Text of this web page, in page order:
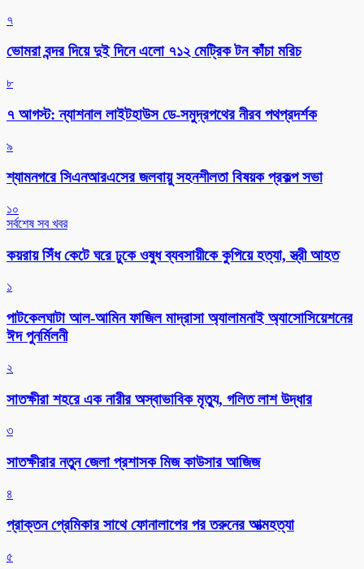
৭
ভোমরা বন্দর দিয়ে দুই দিনে এলো ৭১২ মেট্রিক টন কাঁচা মরিচ
৮
৭ আগস্ট: ন্যাশনাল লাইটহাউস ডে-সমুদ্রপথের নীরব পথপ্রদর্শক
৯
শ্যামনগরে সিএনআরএসের জলবায়ু সহনশীলতা বিষয়ক প্রকল্প সভা
১০
সর্বশেষ সব খবর
কয়রায় সিঁধ কেটে ঘরে ঢুকে ওষুধ ব্যবসায়ীকে কুপিয়ে হত্যা, স্ত্রী আহত
১
পাটকেলঘাটা আল-আমিন ফাজিল মাদ্রাসা অ্যালামনাই অ্যাসোসিয়েশনের
ঈদ পুনর্মিলনী
২
সাতক্ষীরা শহরে এক নারীর অস্বাভাবিক মৃত্যু, গলিত লাশ উদ্ধার
৩
সাতক্ষীরার নতুন জেলা প্রশাসক মিজ কাউসার আজিজ
৪
প্রাক্তন প্রেমিকার সাথে ফোনালাপের পর তরুনের আত্মহত্যা
৫